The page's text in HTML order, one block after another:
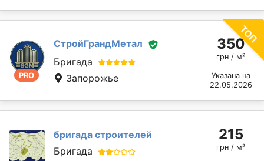
PRO
СтройГрандМетал
Бригада
Запорожье
350
грн / м²
Указана на
22.05.2026
бригада строителей
Бригада
215
грн / м²